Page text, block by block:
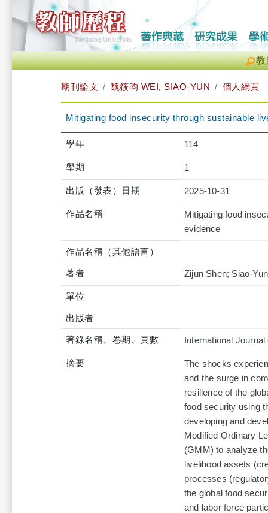
教
期刊論文 魏筱昀 WEI, SIAO-YUN 個人網頁
Mitigating food insecurity through sustainable
學年 114
學期 1
出版（發表）日期 2025-10-31
作品名稱
Mitigating food
evidence
作品名稱（其他語言）
著者 Zijun Shen; Siao-
單位
出版者
著錄名稱、卷期、頁數 International
摘要
The shocks
and the surge in
resilience of the
food security using
developing and
Modified Ordinary
(GMM) to analyze
livelihood assets
processes
the global food
and labor force